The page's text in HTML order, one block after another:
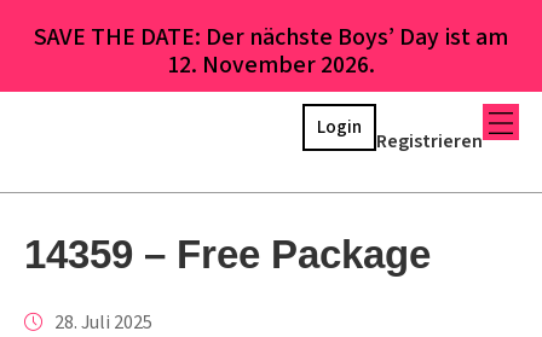
SAVE THE DATE: Der nächste Boys’ Day ist am
12. November 2026.
Registrieren
Login
14359 – Free Package
28. Juli 2025